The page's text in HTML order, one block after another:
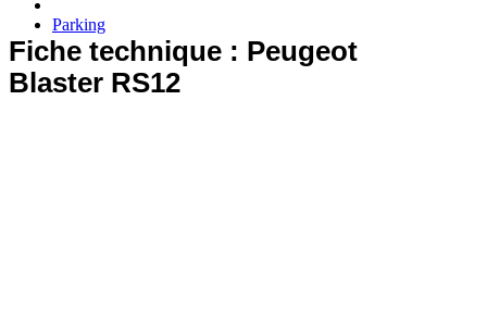
Parking
Fiche technique : Peugeot
Blaster RS12